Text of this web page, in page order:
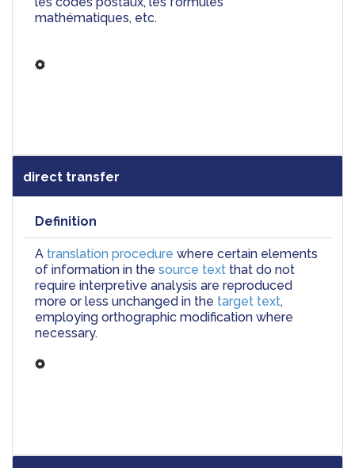
mathématiques, etc.
direct transfer
Definition
A translation procedure where certain elements
of information in the source text that do not
require interpretive analysis are reproduced
more or less un­changed in the target text,
employing orthographic modification where
necessary.